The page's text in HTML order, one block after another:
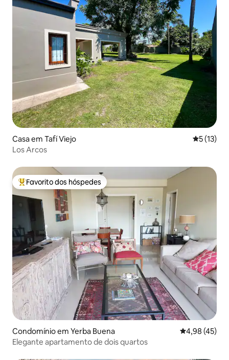
Casa em Tafí Viejo
5 (13)
Los Arcos
Favoritos dos hóspedes mais apreciados
Favorito dos hóspedes
Condomínio em Yerba Buena Classificação
4,98 (45)
Elegante apartamento de dois quartos